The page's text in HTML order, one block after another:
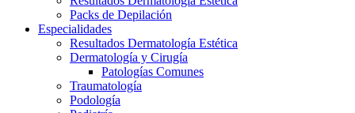
Packs de Depilación
Especialidades
Resultados Dermatología Estética
Dermatología y Cirugía
Patologías Comunes
Traumatología
Podología